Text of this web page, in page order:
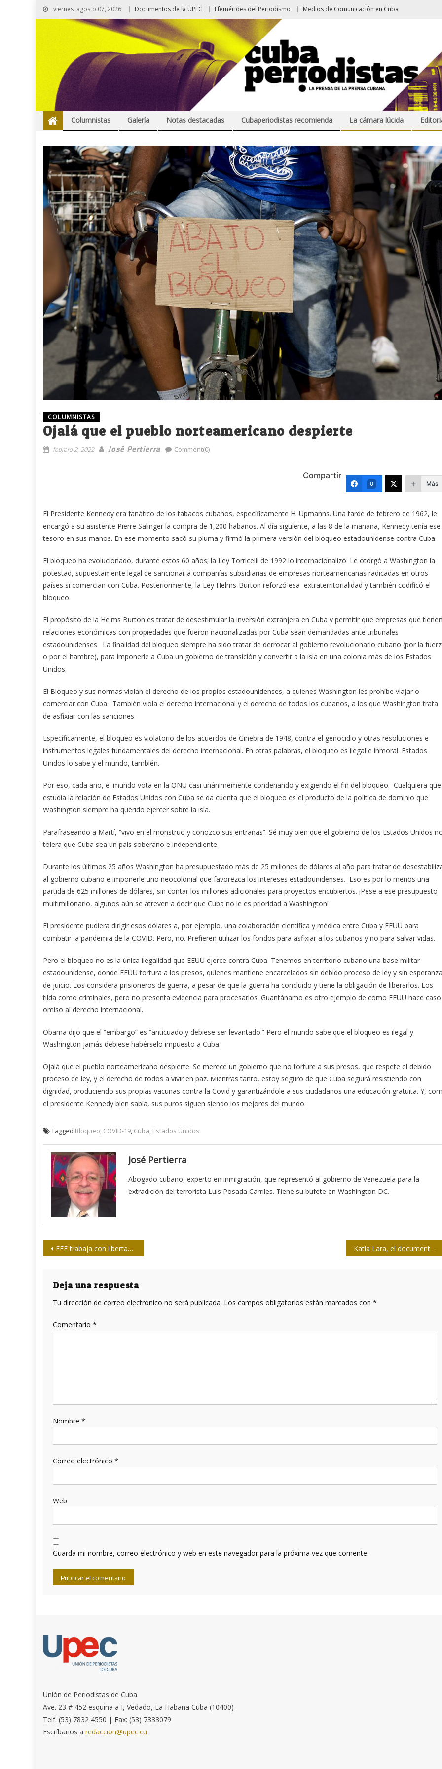
viernes, agosto 07, 2026 Documentos de la UPEC Efemérides del Periodismo Medios de Comunicación en Cuba
Columnistas Galería Notas destacadas Cubaperiodistas recomienda La cámara lúcida
COLUMNISTAS
Ojalá que el pueblo norteamericano despierte
febrero 2, 2022 José Pertierra Comment(0)
Compartir
0 Más
El Presidente Kennedy era fanático de los tabacos cubanos, específicamente H. Upmanns. Una tarde de febrero de 1962, le
encargó a su asistente Pierre Salinger la compra de 1,200 habanos. Al día siguiente, a las 8 de la mañana, Kennedy tenía ese
tesoro en sus manos. En ese momento sacó su pluma y firmó la primera versión del bloqueo estadounidense contra Cuba.
El bloqueo ha evolucionado, durante estos 60 años; la Ley Torricelli de 1992 lo internacionalizó. Le otorgó a Washington la
potestad, supuestamente legal de sancionar a compañías subsidiarias de empresas norteamericanas radicadas en otros
países si comercian con Cuba. Posteriormente, la Ley Helms-Burton reforzó esa extraterritorialidad y también codificó el
bloqueo.
El propósito de la Helms Burton es tratar de desestimular la inversión extranjera en Cuba y permitir que empresas que tienen
relaciones económicas con propiedades que fueron nacionalizadas por Cuba sean demandadas ante tribunales
estadounidenses. La finalidad del bloqueo siempre ha sido tratar de derrocar al gobierno revolucionario cubano (por la
o por el hambre), para imponerle a Cuba un gobierno de transición y convertir a la isla en una colonia más de los Estados
Unidos.
El Bloqueo y sus normas violan el derecho de los propios estadounidenses, a quienes Washington les prohíbe viajar o
comerciar con Cuba. También viola el derecho internacional y el derecho de todos los cubanos, a los que Washington trata
de asfixiar con las sanciones.
Específicamente, el bloqueo es violatorio de los acuerdos de Ginebra de 1948, contra el genocidio y otras resoluciones e
instrumentos legales fundamentales del derecho internacional. En otras palabras, el bloqueo es ilegal e inmoral. Estados
Unidos lo sabe y el mundo, también.
Por eso, cada año, el mundo vota en la ONU casi unánimemente condenando y exigiendo el fin del bloqueo. Cualquiera que
estudia la relación de Estados Unidos con Cuba se da cuenta que el bloqueo es el producto de la política de dominio que
Washington siempre ha querido ejercer sobre la isla.
Parafraseando a Martí, “vivo en el monstruo y conozco sus entrañas”. Sé muy bien que el gobierno de los Estados Unidos no
tolera que Cuba sea un país soberano e independiente.
Durante los últimos 25 años Washington ha presupuestado más de 25 millones de dólares al año para tratar de
al gobierno cubano e imponerle uno neocolonial que favorezca los intereses estadounidenses. Eso es por lo menos una
partida de 625 millones de dólares, sin contar los millones adicionales para proyectos encubiertos. ¡Pese a ese presupuesto
multimillonario, algunos aún se atreven a decir que Cuba no le es prioridad a Washington!
El presidente pudiera dirigir esos dólares a, por ejemplo, una colaboración científica y médica entre Cuba y EEUU para
combatir la pandemia de la COVID. Pero, no. Prefieren utilizar los fondos para asfixiar a los cubanos y no para salvar vidas.
Pero el bloqueo no es la única ilegalidad que EEUU ejerce contra Cuba. Tenemos en territorio cubano una base militar
estadounidense, donde EEUU tortura a los presos, quienes mantiene encarcelados sin debido proceso de ley y sin
de juicio. Los considera prisioneros de guerra, a pesar de que la guerra ha concluido y tiene la obligación de liberarlos. Los
tilda como criminales, pero no presenta evidencia para procesarlos. Guantánamo es otro ejemplo de como EEUU hace caso
omiso al derecho internacional.
Obama dijo que el “embargo” es “anticuado y debiese ser levantado.” Pero el mundo sabe que el bloqueo es ilegal y
Washington jamás debiese habérselo impuesto a Cuba.
Ojalá que el pueblo norteamericano despierte. Se merece un gobierno que no torture a sus presos, que respete el debido
proceso de ley, y el derecho de todos a vivir en paz. Mientras tanto, estoy seguro de que Cuba seguirá resistiendo con
dignidad, produciendo sus propias vacunas contra la Covid y garantizándole a sus ciudadanos una educación gratuita. Y,
el presidente Kennedy bien sabía, sus puros siguen siendo los mejores del mundo.
Tagged Bloqueo, COVID-19, Cuba, Estados Unidos
José Pertierra
Abogado cubano, experto en inmigración, que representó al gobierno de Venezuela para la
extradición del terrorista Luis Posada Carriles. Tiene su bufete en Washington DC.
Navegación
entradas
EFE trabaja con libertad en Cuba, afirma Centro de Prensa Katia Lara, el documental y la investigación periodística
Deja una respuesta
Tu dirección de correo electrónico no será publicada. Los campos obligatorios están marcados con *
Comentario *
Nombre *
Correo electrónico *
Web
Guarda mi nombre, correo electrónico y web en este navegador para la próxima vez que comente.
Unión de Periodistas de Cuba.
Ave. 23 # 452 esquina a I, Vedado, La Habana Cuba (10400)
Telf. (53) 7832 4550 | Fax: (53) 7333079
Escríbanos aredaccion@upec.cu